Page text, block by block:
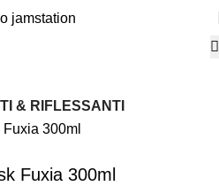
& RIFLESSANTI
Fuxia 300ml